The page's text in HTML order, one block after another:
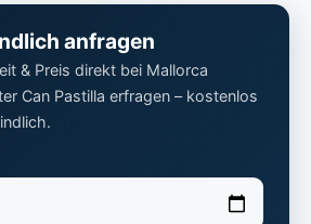
anfragen
& Preis direkt bei Mallorca
Can Pastilla erfragen – kostenlos